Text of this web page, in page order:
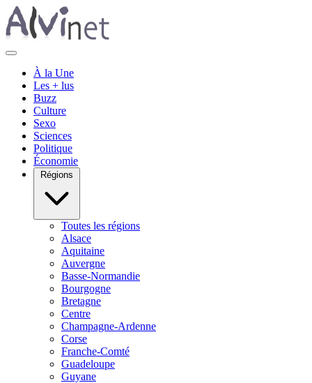
À la Une
Les + lus
Buzz
Culture
Sexo
Sciences
Politique
Économie
Régions
Toutes les régions
Alsace
Aquitaine
Auvergne
Basse-Normandie
Bourgogne
Bretagne
Centre
Champagne-Ardenne
Corse
Franche-Comté
Guadeloupe
Guyane